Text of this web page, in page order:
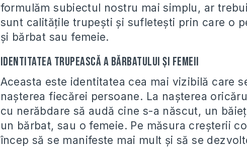
formulăm subiectul nostru mai simplu, ar
sunt calităţile trupeşti şi sufleteşti prin care o
şi bărbat sau femeie.
Identitatea trupească a bărbatului şi femeii
Aceasta este identitatea cea mai vizibilă care
naşterea fiecărei persoane. La naşterea
cu nerăbdare să audă cine s-a născut, un
un bărbat, sau o femeie. Pe măsura creşterii
încep să se manifeste mai mult şi să se